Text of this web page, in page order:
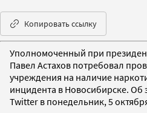
Копировать ссылку
Уполномоченный при
Павел Астахов потребовал
учреждения на наличие
инцидента в Новосибирске. Об
Twitter в понедельник, 5